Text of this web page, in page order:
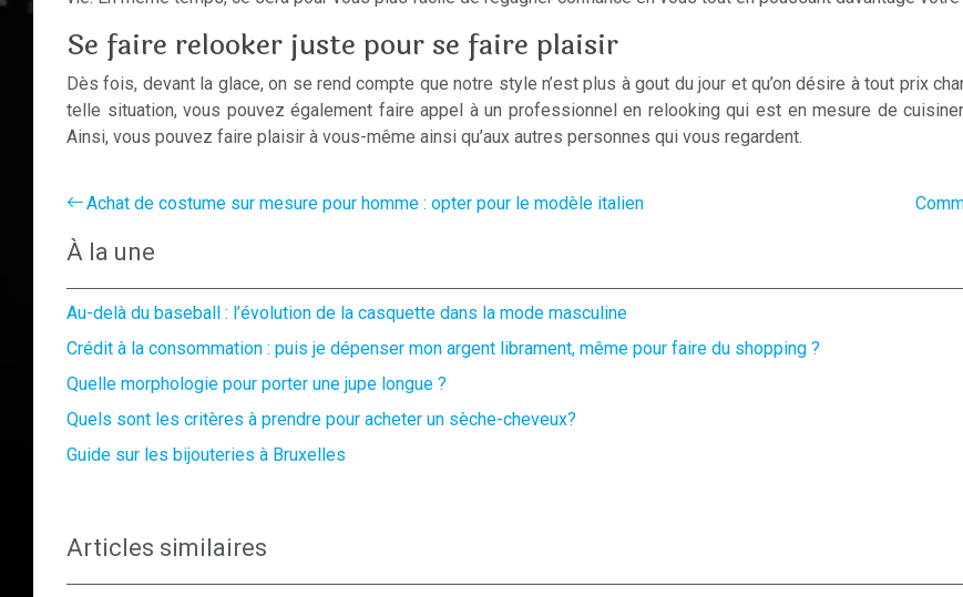
Se faire relooker juste pour se faire plaisir
Dès fois, devant la glace, on se rend compte que notre style n’est plus à gout du jour et qu’on désire à tout prix
telle situation, vous pouvez également faire appel à un professionnel en relooking qui est en mesure de
Ainsi, vous pouvez faire plaisir à vous-même ainsi qu’aux autres personnes qui vous regardent.
Achat de costume sur mesure pour homme : opter pour le modèle italien
À la une
Au-delà du baseball : l’évolution de la casquette dans la mode masculine
Crédit à la consommation : puis je dépenser mon argent librament, même pour faire du shopping ?
Quelle morphologie pour porter une jupe longue ?
Quels sont les critères à prendre pour acheter un sèche-cheveux?
Guide sur les bijouteries à Bruxelles
Articles similaires